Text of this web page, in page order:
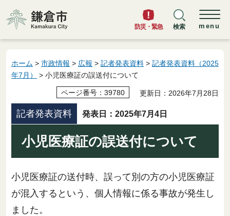
鎌倉市
防災・緊急 検索 menu
ホーム > 市政情報 > 広報 > 記者発表資料 > 記者発表資料（2025
年7月）
> 小児医療証の誤送付について
ページ番号：39780 更新日：2026年7月28日
記者発表資料 発表日：2025年7月4日
小児医療証の誤送付について
小児医療証の送付時、誤って別の方の小児医療証
が混入するという、個人情報に係る事故が発生し
ました。